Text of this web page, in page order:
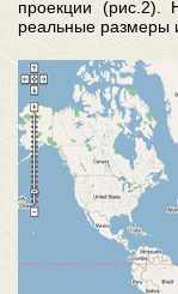
проекции (рис.2).
реальные размеры